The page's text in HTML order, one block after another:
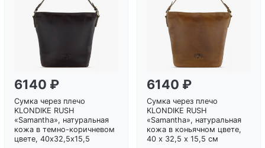
6140 ₽
Сумка через плечо
KLONDIKE RUSH
«Samantha», натуральная
кожа в темно-коричневом
цвете, 40х32,5х15,5
6140 ₽
Сумка через плечо
KLONDIKE RUSH
«Samantha», натуральная
кожа в коньячном цвете,
40 х 32,5 х 15,5 см